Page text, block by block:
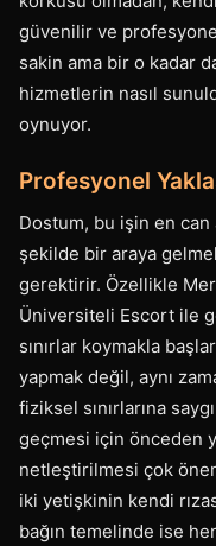
güvenilir ve
sakin ama bir o kadar
hizmetlerin nasıl
oynuyor.
Profesyonel
Dostum, bu işin en can
şekilde bir araya
gerektirir. Özellikle
Üniversiteli Escort ile
sınırlar koymakla
yapmak değil, aynı
fiziksel sınırlarına
geçmesi için önceden
netleştirilmesi çok
iki yetişkinin kendi
bağın temelinde ise